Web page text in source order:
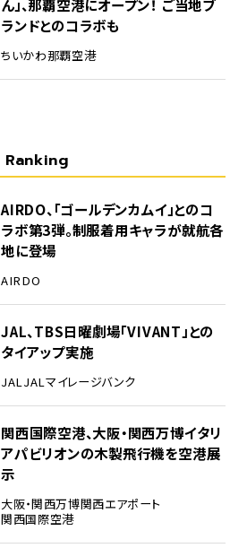
ん」、那覇空港にオープン！ ご当地ブ
ランドとのコラボも
ちいかわ那覇空港
Ranking
AIRDO、「ゴールデンカムイ」とのコ
ラボ第3弾。制服着用キャラが就航各
地に登場
AIRDO
JAL、TBS日曜劇場「VIVANT」との
タイアップ実施
JALJALマイレージバンク
関西国際空港、大阪・関西万博イタリ
アパビリオンの木製飛行機を空港展
示
大阪・関西万博関西エアポート
関西国際空港